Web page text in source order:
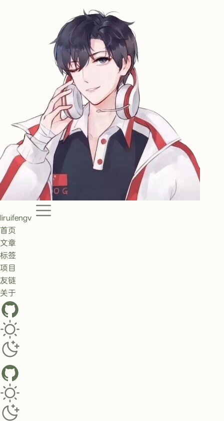
liruifengv
Menu
首页
文章
标签
项目
友链
关于
GitHub
Toggle dark/light theme
Toggle dark/light theme